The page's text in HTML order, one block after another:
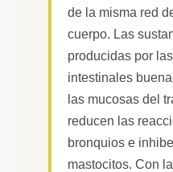
de la misma red
cuerpo. Las
producidas por
intestinales
las mucosas del
reducen las
bronquios e
mastocitos. Con